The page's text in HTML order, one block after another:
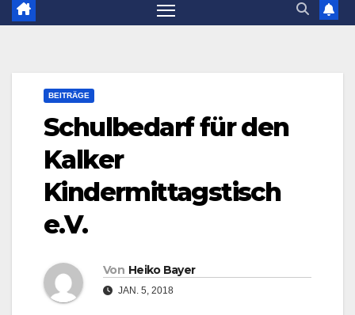
BEITRÄGE
Schulbedarf für den
Kalker
Kindermittagstisch
e.V.
Von Heiko Bayer
JAN. 5, 2018